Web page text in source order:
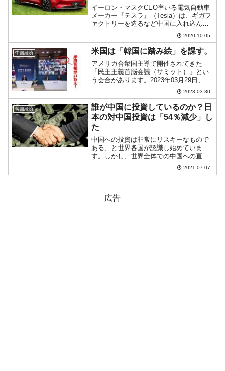
イーロン・マスクCEO率いる電気自動車
メーカー『テスラ』（Tesla）は、ギガフ
ァクトリーを造るなど中国に入れ込んで
います。しかし、『モルガン・スタンレ
ー』のアナリスト、アダム・ジョナス
（Adam Jonas）さんは「2030年にはテ
スラは...
2020.10.05
中国経済 米国は「韓国に踏み絵」を課す。
アメリカ合衆国主導で開催されてきた
「民主主義首脳会議（サミット）」とい
う会合があります。2023年03月29日、こ
の第2回目が開催されました。↑第2回民主
主義首脳会議。オンラインで参加する尹
錫悦（ユン・ソギョル）大統領、左には
外交部長官の朴...
2023.03.30
韓国経済
誰が中国に投資しているのか？日
本の対中国投資は「54％減少」し
た
中国への投資は非常にリスキーなもので
ある、と世界各国が認識し始めていま
す。しかし、世界全体での中国への直接
投資金額は以下のように増えています。
※記事末の『JETRO』のデータから
2021.07.07
広告